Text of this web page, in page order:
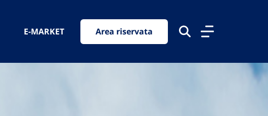
E-MARKET Area riservata